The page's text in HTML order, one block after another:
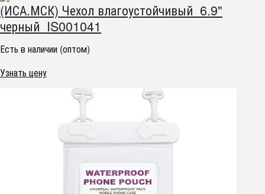
(ИСА.МСК) Чехол влагоустойчивый 6.9"
черный IS001041
Есть в наличии (оптом)
Узнать цену